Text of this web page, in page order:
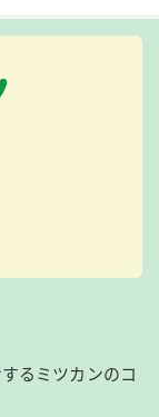
るミツカンのコ